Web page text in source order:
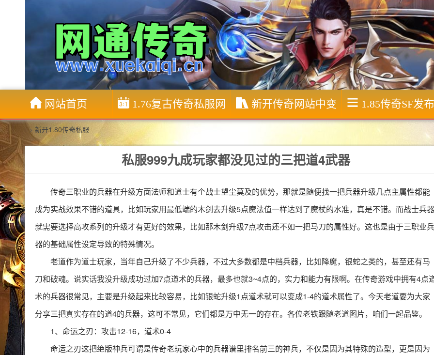
网站首页 1.76复古传奇私服网 新开传奇网站中变 1.85传奇SF发
> 新开1.80传奇私服
私服999九成玩家都没见过的三把道4武器
传奇三职业的兵器在升级方面法师和道士有个战士望尘莫及的优势，那就是随便找一把兵器升级几点主属性都能
成为实战效果不错的道具，比如玩家用最低端的木剑去升级5点魔法值一样达到了魔杖的水准，真是不错。而战士兵器
就需要选择高攻系列的升级才有更好的效果，比如那木剑升级7点攻击还不如一把马刀的属性好。这也是由于三职业兵
器的基础属性设定导致的特殊情况。
老道作为道士玩家，当年自己升级了不少兵器，不过大多数都是中档兵器，比如降魔，银蛇之类的，甚至还有马
刀和破魂。说实话我没升级成功过加7点道术的兵器，最多也就3~4点的，实力和能力有限啊。在传奇游戏中拥有4点
术的兵器很常见，主要是升级起来比较容易，比如银蛇升级1点道术就可以变成1-4的道术属性了。今天老道要为大家
分享三把真实存在的道4的兵器，这可不常见，它们都是万中无一的存在。各位老铁跟随老道图片，咱们一起品鉴。
1、命运之刃：攻击12-16，道术0-4
命运之刃这把绝版神兵可谓是传奇老玩家心中的兵器谱里排名前三的神兵，不仅是因为其特殊的造型，更是因为